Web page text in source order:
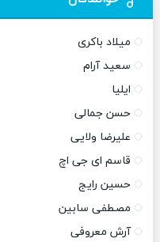
میلاد باکری
سعید آرام
ایلیا
حسن جمالی
علیرضا ولایی
قاسم ای جی اچ
حسین رایج
مصطفی سابین
آرش معروفی